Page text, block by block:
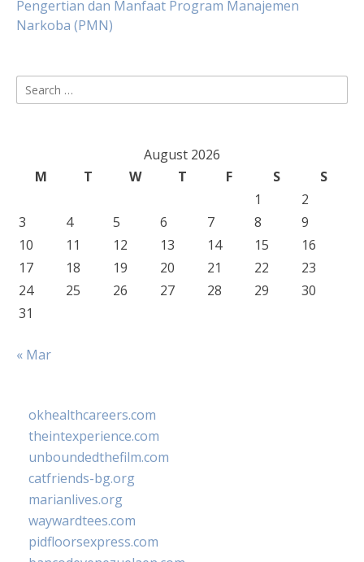
Pengertian dan Manfaat Program Manajemen
Narkoba (PMN)
Search
for:
August 2026
M
T W T F S
S
1
2
3
4 5 6 7 8
9
10
11 12 13 14 15
16
17
18 19 20 21 22
23
24
25 26 27 28 29
30
31
« Mar
okhealthcareers.com
theintexperience.com
unboundedthefilm.com
catfriends-bg.org
marianlives.org
waywardtees.com
pidfloorsexpress.com